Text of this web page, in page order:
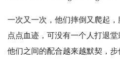
一次又一次，他们摔倒又爬起
点点血迹，可没有一个人打退
他们之间的配合越来越默契，